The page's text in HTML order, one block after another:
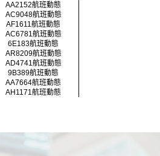
AA2152航班動態
AC9048航班動態
AF1611航班動態
AC6781航班動態
6E183航班動態
AR8209航班動態
AD4741航班動態
9B389航班動態
AA7664航班動態
AH1171航班動態